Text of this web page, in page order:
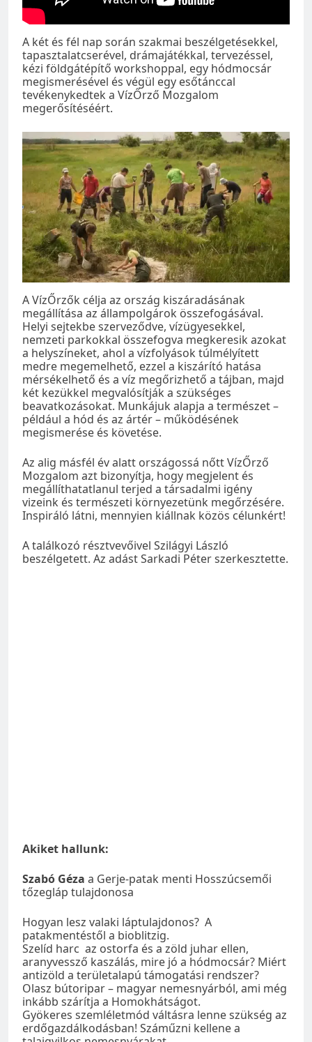
A két és fél nap során szakmai beszélgetésekkel,
tapasztalatcserével, drámajátékkal, tervezéssel,
kézi földgátépítő workshoppal, egy hódmocsár
megismerésével és végül egy esőtánccal
tevékenykedtek a VízŐrző Mozgalom
megerősítéséért.
A VízŐrzők célja az ország kiszáradásának
megállítása az állampolgárok összefogásával.
Helyi sejtekbe szerveződve, vízügyesekkel,
nemzeti parkokkal összefogva megkeresik azokat
a helyszíneket, ahol a vízfolyások túlmélyített
medre megemelhető, ezzel a kiszárító hatása
mérsékelhető és a víz megőrizhető a tájban, majd
két kezükkel megvalósítják a szükséges
beavatkozásokat. Munkájuk alapja a természet –
például a hód és az ártér – működésének
megismerése és követése.
Az alig másfél év alatt országossá nőtt VízŐrző
Mozgalom azt bizonyítja, hogy megjelent és
megállíthatatlanul terjed a társadalmi igény
vizeink és természeti környezetünk megőrzésére.
Inspiráló látni, mennyien kiállnak közös célunkért!
A találkozó résztvevőivel Szilágyi László
beszélgetett. Az adást Sarkadi Péter szerkesztette.
Akiket hallunk:
Szabó Géza a Gerje-patak menti Hosszúcsemői
tőzegláp tulajdonosa
Hogyan lesz valaki láptulajdonos? A
patakmentéstől a bioblitzig.
Szelíd harc az ostorfa és a zöld juhar ellen,
aranyvessző kaszálás, mire jó a hódmocsár? Miért
antizöld a területalapú támogatási rendszer?
Olasz bútoripar – magyar nemesnyárból, ami még
inkább szárítja a Homokhátságot.
Gyökeres szemléletmód váltásra lenne szükség az
erdőgazdálkodásban! Száműzni kellene a